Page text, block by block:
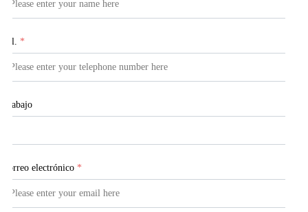
Tel. *
Trabajo
Correo electrónico *